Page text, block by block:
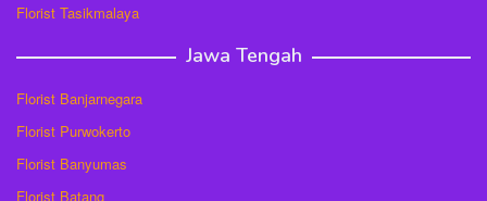
Florist Tasikmalaya
Jawa Tengah
Florist Banjarnegara
Florist Purwokerto
Florist Banyumas
Florist Batang